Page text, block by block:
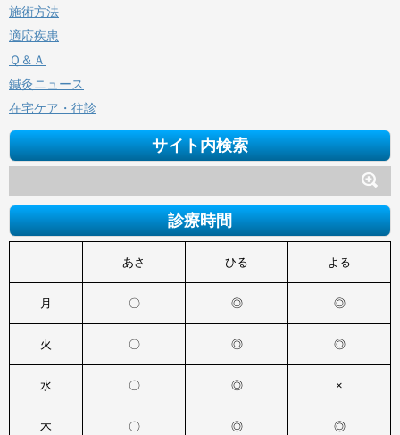
施術方法
適応疾患
Ｑ＆Ａ
鍼灸ニュース
在宅ケア・往診
サイト内検索
診療時間
あさ ひる よる
月 〇 ◎ ◎
火 〇 ◎ ◎
水 〇 ◎ ×
木 〇 ◎ ◎